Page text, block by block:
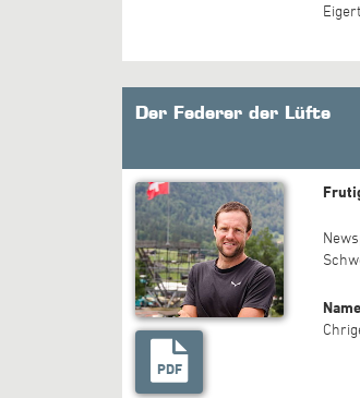
Der Federer der Lüfte
PDF